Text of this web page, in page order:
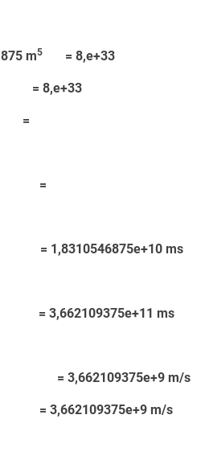
m5 = 8,e+33
ms
ms
m = 3,662109375e+9 m/s
m/s